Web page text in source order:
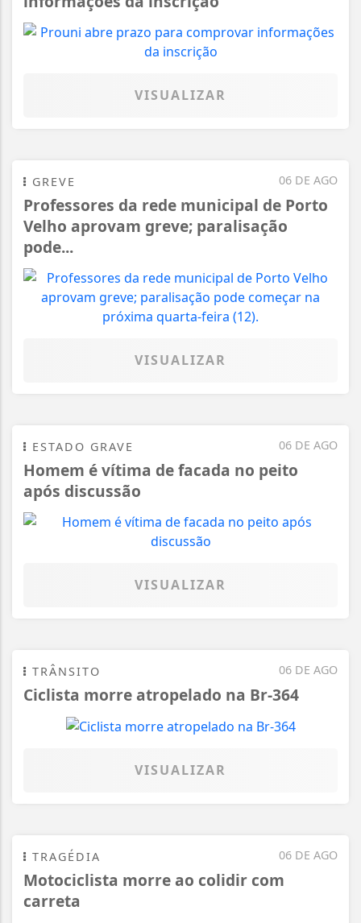
VISUALIZAR
06 DE AGO
GREVE
Professores da rede municipal de Porto
Velho aprovam greve; paralisação
pode...
VISUALIZAR
06 DE AGO
ESTADO GRAVE
Homem é vítima de facada no peito
após discussão
VISUALIZAR
06 DE AGO
TRÂNSITO
Ciclista morre atropelado na Br-364
VISUALIZAR
06 DE AGO
TRAGÉDIA
Motociclista morre ao colidir com
carreta